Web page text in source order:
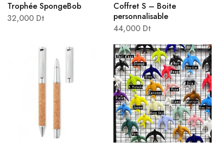
Trophée SpongeBob
32,000 Dt
Coffret S – Boite
personnalisable
44,000 Dt